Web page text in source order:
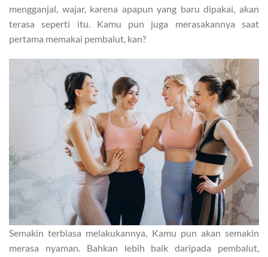
mengganjal, wajar, karena apapun yang baru dipakai, akan
terasa seperti itu. Kamu pun juga merasakannya saat
pertama memakai pembalut, kan?
Semakin terbiasa melakukannya, Kamu pun akan semakin
merasa nyaman. Bahkan lebih baik daripada pembalut,